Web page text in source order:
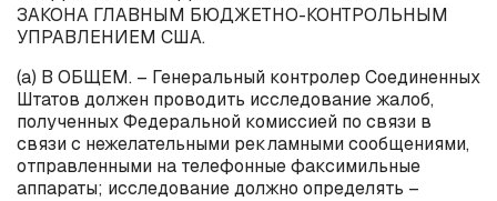
ЗАКОНА ГЛАВНЫМ БЮДЖЕТНО-КОНТРОЛЬНЫМ
УПРАВЛЕНИЕМ США.
(a) В ОБЩЕМ. – Генеральный контролер Соединенных
Штатов должен проводить исследование жалоб,
полученных Федеральной комиссией по связи в
связи с нежелательными рекламными сообщениями,
отправленными на телефонные факсимильные
аппараты; исследование должно определять –